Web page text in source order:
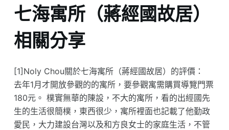
七海寓所（蔣經國故居）
相關分享
[1]Noly Chou關於七海寓所（蔣經國故居）的評價：
去年1月才開放參觀的的寓所，要參觀寓需購買導覽門票
180元。 樸實無華的陳設，不大的寓所，看的出經國先
生的生活很簡樸，東西很少，寓所裡面也記載了他勤政
愛民，大力建設台灣以及和方良女士的家庭生活，不管